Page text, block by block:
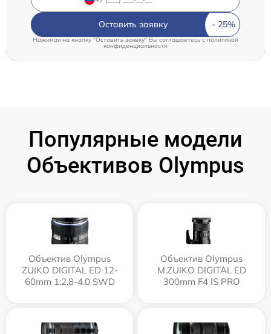
Оставить заявку
Нажимая на кнопку "Оставить заявку" Вы соглашаетесь c политикой
конфиденциальности
Популярные модели
Объективов Olympus
Объектив Olympus
ZUIKO DIGITAL ED 12-
60mm 1:2.8-4.0 SWD
Объектив Olympus
M.ZUIKO DIGITAL ED
300mm F4 IS PRO